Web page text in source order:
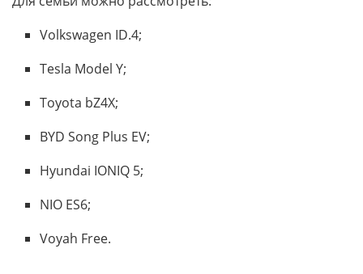
Volkswagen ID.4;
Tesla Model Y;
Toyota bZ4X;
BYD Song Plus EV;
Hyundai IONIQ 5;
NIO ES6;
Voyah Free.